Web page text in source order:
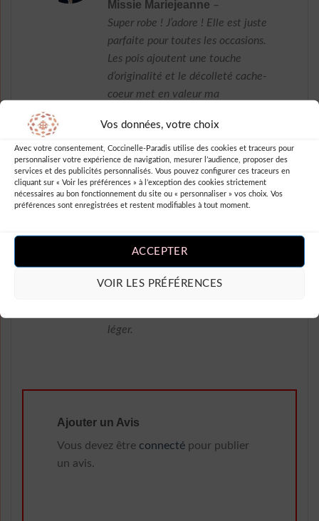
Vos données, votre choix
Avec votre consentement, Coccinelle-Paradis utilise des cookies et traceurs pour
personnaliser votre expérience de navigation, mesurer l’audience, proposer des
services et des publicités personnalisés. Vous pouvez configurer ces traceurs en
cliquant sur « Voir les préférences » à l’exception des cookies strictement
nécessaires au bon fonctionnement du site ou « personnaliser » vos choix. Vos
préférences sont enregistrées et restent modifiables à tout moment.
ACCEPTER
VOIR LES PRÉFÉRENCES
Missie Mariejeanne –
Super robe ! J’adore ! Elle est juste
parfaite pour toutes les occasions.
Les pois ajoutent une touche
d’originalité et le décolleté cache-
coeur met en valeur ma
bien dedans. Un vrai coup de
coeur. Merci robesapois.fr !
J’adore la robe longue à pois cache
cœur de Coccinelle-Paradis !
Parfaite pour une soirée entre
léger.
Ajouter un Avis
Vous devez être connecté pour publier
un avis.